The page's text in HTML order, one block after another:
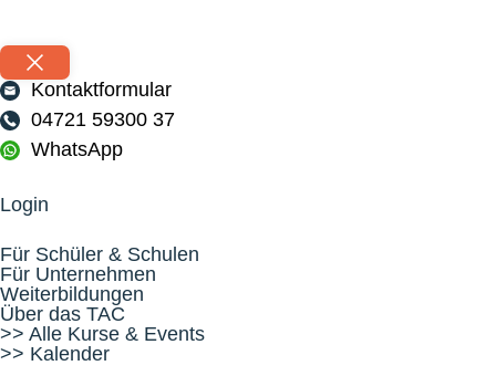
Kontaktformular
04721 59300 37
WhatsApp
Login
Für Schüler & Schulen
Für Unternehmen
Weiterbildungen
Über das TAC
>> Alle Kurse & Events
>> Kalender